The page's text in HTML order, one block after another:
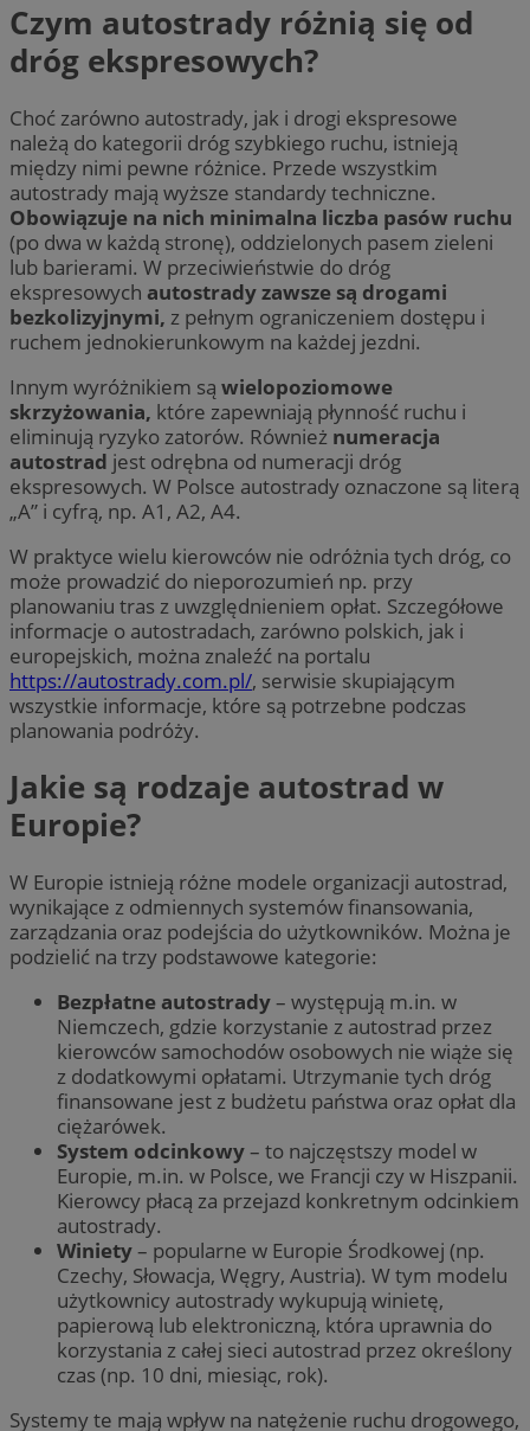
Czym autostrady różnią się od
dróg ekspresowych?
Choć zarówno autostrady, jak i drogi ekspresowe
należą do kategorii dróg szybkiego ruchu, istnieją
między nimi pewne różnice. Przede wszystkim
autostrady mają wyższe standardy techniczne.
Obowiązuje na nich minimalna liczba pasów ruchu
(po dwa w każdą stronę), oddzielonych pasem zieleni
lub barierami. W przeciwieństwie do dróg
ekspresowych autostrady zawsze są drogami
bezkolizyjnymi, z pełnym ograniczeniem dostępu i
ruchem jednokierunkowym na każdej jezdni.
Innym wyróżnikiem są wielopoziomowe
skrzyżowania, które zapewniają płynność ruchu i
eliminują ryzyko zatorów. Również numeracja
autostrad jest odrębna od numeracji dróg
ekspresowych. W Polsce autostrady oznaczone są literą
„A” i cyfrą, np. A1, A2, A4.
W praktyce wielu kierowców nie odróżnia tych dróg, co
może prowadzić do nieporozumień np. przy
planowaniu tras z uwzględnieniem opłat. Szczegółowe
informacje o autostradach, zarówno polskich, jak i
europejskich, można znaleźć na portalu
https://autostrady.com.pl/, serwisie skupiającym
wszystkie informacje, które są potrzebne podczas
planowania podróży.
Jakie są rodzaje autostrad w
Europie?
W Europie istnieją różne modele organizacji autostrad,
wynikające z odmiennych systemów finansowania,
zarządzania oraz podejścia do użytkowników. Można je
podzielić na trzy podstawowe kategorie:
Bezpłatne autostrady– występują m.in. w
Niemczech, gdzie korzystanie z autostrad przez
kierowców samochodów osobowych nie wiąże się
z dodatkowymi opłatami. Utrzymanie tych dróg
finansowane jest z budżetu państwa oraz opłat dla
ciężarówek.
System odcinkowy– to najczęstszy model w
Europie, m.in. w Polsce, we Francji czy w Hiszpanii.
Kierowcy płacą za przejazd konkretnym odcinkiem
autostrady.
Winiety– popularne w Europie Środkowej (np.
Czechy, Słowacja, Węgry, Austria). W tym modelu
użytkownicy autostrady wykupują winietę,
papierową lub elektroniczną, która uprawnia do
korzystania z całej sieci autostrad przez określony
czas (np. 10 dni, miesiąc, rok).
Systemy te mają wpływ na natężenie ruchu drogowego,